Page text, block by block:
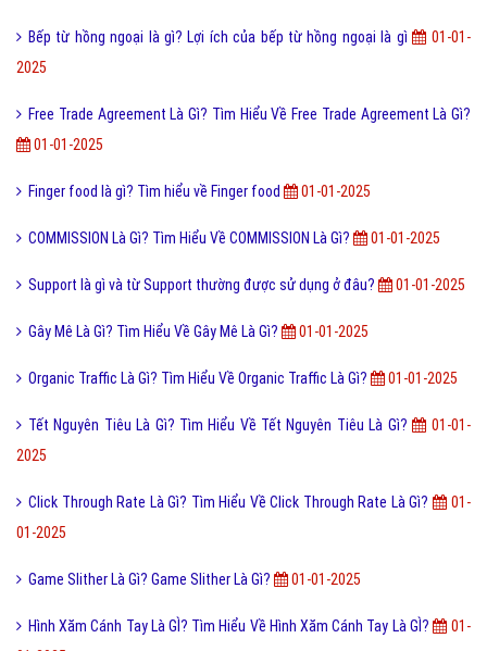
Bếp từ hồng ngoại là gì? Lợi ích của bếp từ hồng ngoại là gì
01-01-
2025
Free Trade Agreement Là Gì? Tìm Hiểu Về Free Trade Agreement Là Gì?
01-01-2025
Finger food là gì? Tìm hiểu về Finger food 01-01-2025
COMMISSION Là Gì? Tìm Hiểu Về COMMISSION Là Gì? 01-01-2025
Support là gì và từ Support thường được sử dụng ở đâu? 01-01-2025
Gây Mê Là Gì? Tìm Hiểu Về Gây Mê Là Gì? 01-01-2025
Organic Traffic Là Gì? Tìm Hiểu Về Organic Traffic Là Gì? 01-01-2025
Tết Nguyên Tiêu Là Gì? Tìm Hiểu Về Tết Nguyên Tiêu Là Gì?
01-01-
2025
Click Through Rate Là Gì? Tìm Hiểu Về Click Through Rate Là Gì?
01-
01-2025
Game Slither Là Gì? Game Slither Là Gì? 01-01-2025
Hình Xăm Cánh Tay Là GÌ? Tìm Hiểu Về Hình Xăm Cánh Tay Là GÌ?
01-